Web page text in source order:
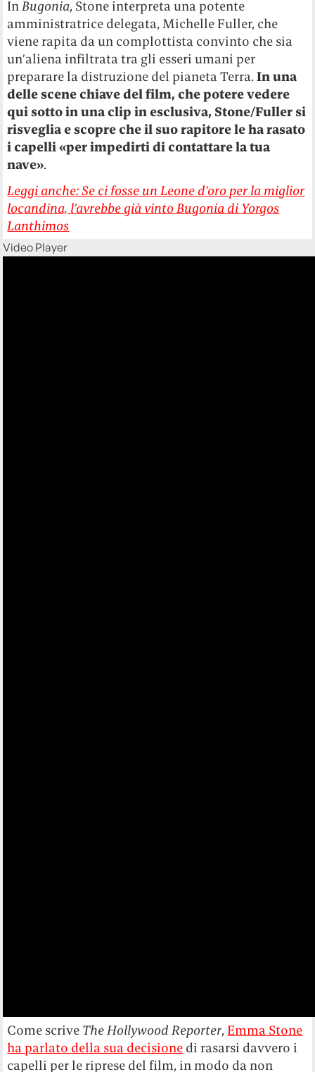
In Bugonia, Stone interpreta una potente
amministratrice delegata, Michelle Fuller, che
viene rapita da un complottista convinto che sia
un’aliena infiltrata tra gli esseri umani per
preparare la distruzione del pianeta Terra.In una
delle scene chiave del film, che potere vedere
qui sotto in una clip in esclusiva, Stone/Fuller si
risveglia e scopre che il suo rapitore le ha rasato
i capelli «per impedirti di contattare la tua
nave».
Leggi anche: Se ci fosse un Leone d’oro per la miglior
locandina, l’avrebbe già vinto Bugonia di Yorgos
Lanthimos
Video Player
00:00
00:00
Come scrive The Hollywood Reporter, Emma Stone
ha parlato della sua decisione di rasarsi davvero i
capelli per le riprese del film, in modo da non